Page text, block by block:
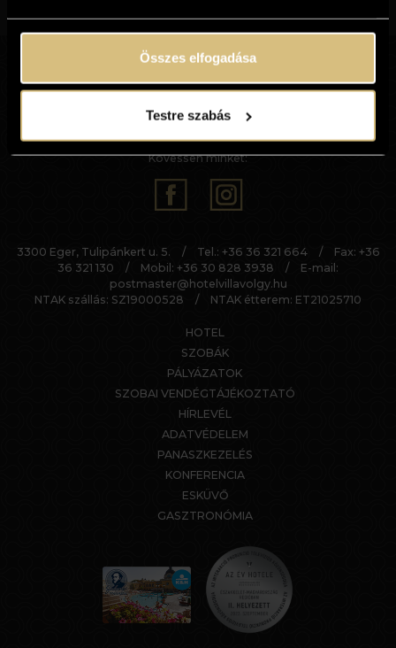
Összes elfogadása
Testre szabás
Kövessen minket:
3300 Eger, Tulipánkert u. 5. / Tel.: +36 36 321 664 /
Fax: +36
36 321 130
/ Mobil: +36 30 828 3938 /
E-mail:
postmaster@hotelvillavolgy.hu
NTAK szállás: SZ19000528
/ NTAK étterem: ET21025710
HOTEL
SZOBÁK
PÁLYÁZATOK
SZOBAI VENDÉGTÁJÉKOZTATÓ
HÍRLEVÉL
ADATVÉDELEM
PANASZKEZELÉS
KONFERENCIA
ESKÜVŐ
GASZTRONÓMIA